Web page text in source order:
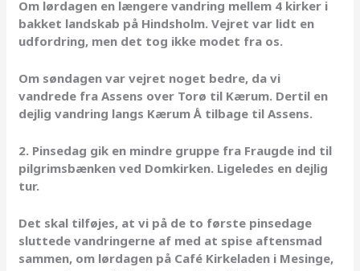
Om lørdagen en længere vandring mellem 4 kirker i
bakket landskab på Hindsholm. Vejret var lidt en
udfordring, men det tog ikke modet fra os.
Om søndagen var vejret noget bedre, da vi
vandrede fra Assens over Torø til Kærum. Dertil en
dejlig vandring langs Kærum Å tilbage til Assens.
2. Pinsedag gik en mindre gruppe fra Fraugde ind til
pilgrimsbænken ved Domkirken. Ligeledes en dejlig
tur.
Det skal tilføjes, at vi på de to første pinsedage
sluttede vandringerne af med at spise aftensmad
sammen, om lørdagen på Café Kirkeladen i Mesinge,